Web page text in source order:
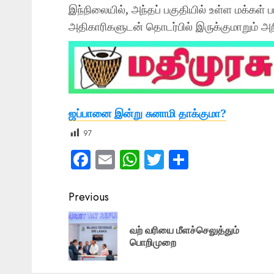
இந்நிலையில், அந்தப் பகுதியில் உள்ள மக்கள்
அதிகாரிகளுடன் தொடர்பில் இருக்குமாறும்
ஜப்பானை இன்று சுனாமி தாக்குமா?
97
Facebook
EmailWhatsApp
Twitter
Post
navigation
Previous
வற் வரியை மீளச்செலுத்தும்
பொறிமுறை